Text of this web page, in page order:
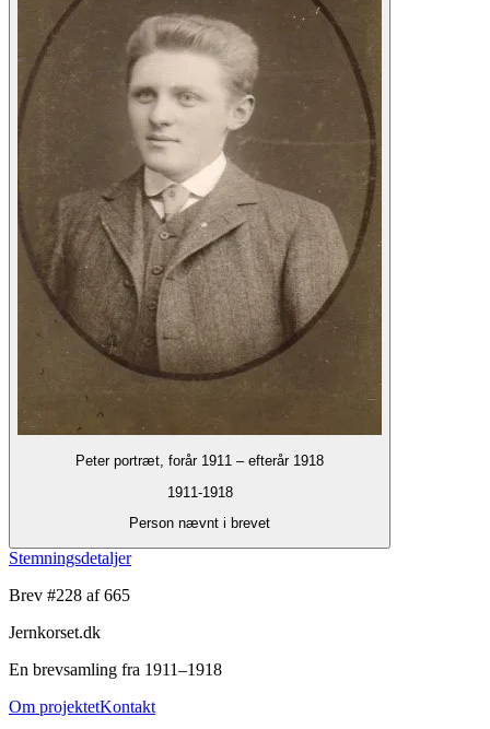
Peter portræt, forår 1911 – efterår 1918
1911-1918
Person nævnt i brevet
Stemningsdetaljer
Brev #228 af 665
Jernkorset.dk
En brevsamling fra 1911–1918
Om projektetKontakt